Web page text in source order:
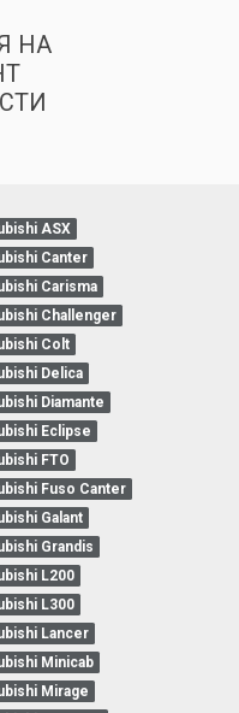
НА
ASX
Canter
Carisma
Challenger
Colt
Delica
Diamante
Eclipse
FTO
Fuso Canter
Galant
Grandis
L200
L300
Lancer
Minicab
Mirage